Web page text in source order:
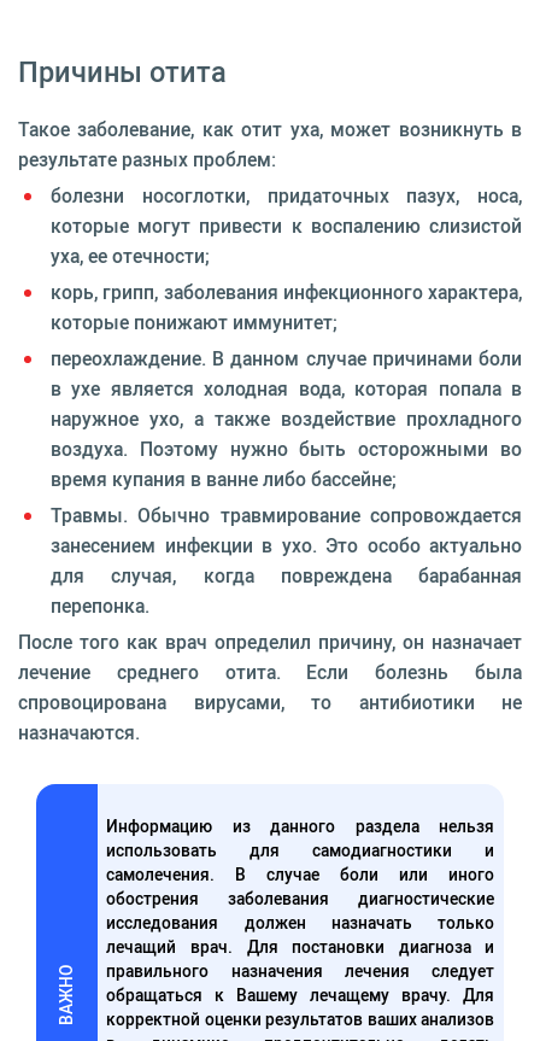
Причины отита
Такое заболевание, как отит уха, может возникнуть в
результате разных проблем:
болезни носоглотки, придаточных пазух, носа,
которые могут привести к воспалению слизистой
уха, ее отечности;
корь, грипп, заболевания инфекционного характера,
которые понижают иммунитет;
переохлаждение. В данном случае причинами боли
в ухе является холодная вода, которая попала в
наружное ухо, а также воздействие прохладного
воздуха. Поэтому нужно быть осторожными во
время купания в ванне либо бассейне;
Травмы. Обычно травмирование сопровождается
занесением инфекции в ухо. Это особо актуально
для случая, когда повреждена барабанная
перепонка.
После того как врач определил причину, он назначает
лечение среднего отита. Если болезнь была
спровоцирована вирусами, то антибиотики не
назначаются.
ВАЖНО
Информацию из данного раздела нельзя
использовать для самодиагностики и
самолечения. В случае боли или иного
обострения заболевания диагностические
исследования должен назначать только
лечащий врач. Для постановки диагноза и
правильного назначения лечения следует
обращаться к Вашему лечащему врачу. Для
корректной оценки результатов ваших анализов